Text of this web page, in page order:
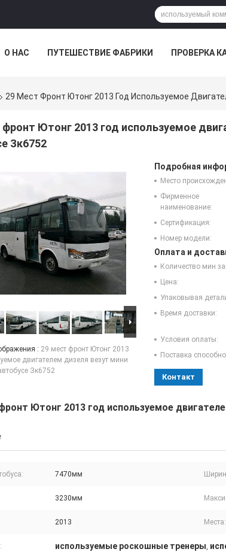
О НАС ПУТЕШЕСТВИЕ ФАБРИКИ ПРОВЕРКА
29 Мест Фронт Ютонг 2013 Год Используемое
Ютонг 2013 год используемое
Зк6752
: 29 мест фронт Ютонг 2013
двигателем дизеля везут мини
Зк6752
Подробная
Место
Фирменное
наименование:
Сертификация:
Номер модели:
Оплата и
Количество мин
Цена:
Упаковывая
Время доставки:
Условия оплаты:
Поставка
Контакт
Ютонг 2013 год используемое
7470мм
3230мм
2013 Места:
используемые роскошные тренеры,